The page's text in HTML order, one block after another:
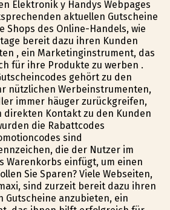
Elektronik y Handys Webpages
aktuellen Gutscheine
Shops des Online-Handels, wie
bereit dazu ihren Kunden
, ein Marketinginstrument, das
für ihre Produkte zu werben .
gehört zu den
nützlichen Werbeinstrumenten,
immer häufiger zurückgreifen,
direkten Kontakt zu den Kunden
die Rabattcodes
sind
die der Nutzer im
Warenkorbs einfügt, um einen
Sie Sparen? Viele Webseiten,
sind zurzeit bereit dazu ihren
Gutscheine anzubieten, ein